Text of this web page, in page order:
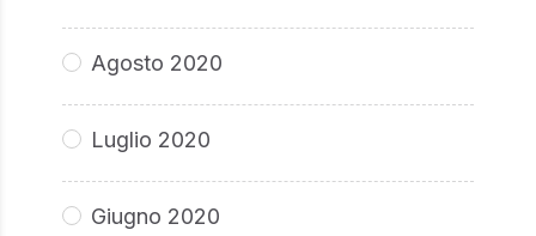
Agosto 2020
Luglio 2020
Giugno 2020